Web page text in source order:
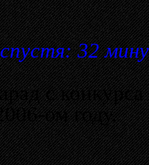
32
с
ом году.